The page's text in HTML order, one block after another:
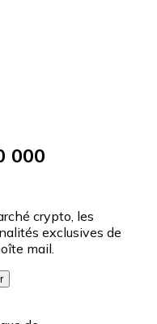
000
crypto, les
exclusives de
mail.